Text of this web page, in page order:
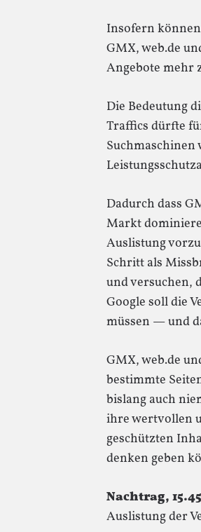
Insofern
GMX, web.de
Angebote mehr
Die Bedeutung
Traffics dürfte
Suchmaschinen
Dadurch dass
Markt
Auslistung
Schritt als
und versuchen,
Google soll die
müssen — und
GMX, web.de
bestimmte
bislang auch
ihre wertvollen
geschützten
denken geben
Nachtrag,
Auslistung der